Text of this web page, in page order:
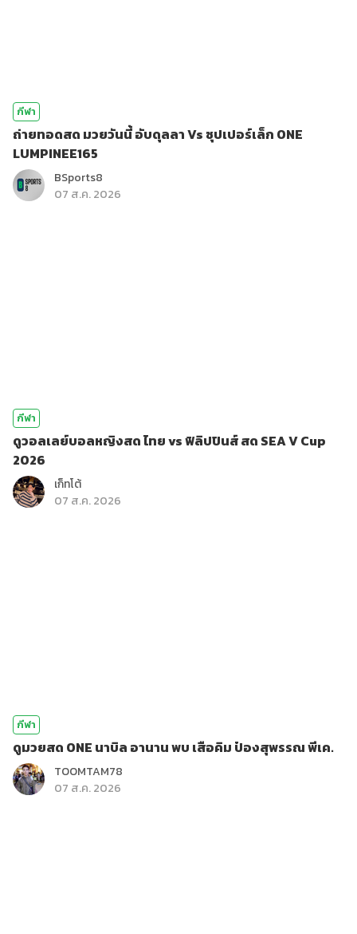
กีฬา
ถ่ายทอดสด มวยวันนี้ อับดุลลา Vs ซุปเปอร์เล็ก ONE
LUMPINEE165
BSports8
07 ส.ค. 2026
กีฬา
ดูวอลเลย์บอลหญิงสด ไทย vs ฟิลิปปินส์ สด SEA V Cup
2026
เก็ทโต้
07 ส.ค. 2026
กีฬา
ดูมวยสด ONE นาบิล อานาน พบ เสือคิม ป๋องสุพรรณ พีเค.
TOOMTAM78
07 ส.ค. 2026